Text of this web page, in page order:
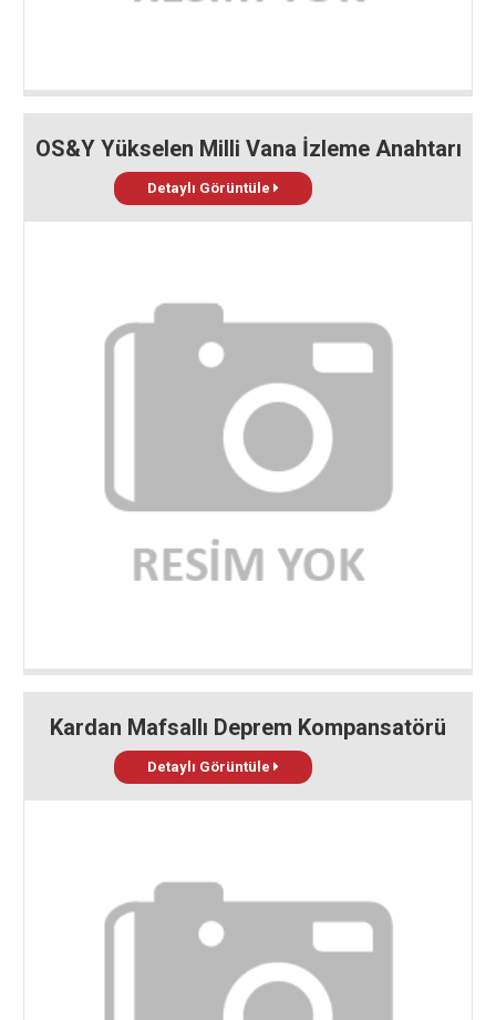
OS&Y Yükselen Milli Vana İzleme Anahtarı
Detaylı Görüntüle
Kardan Mafsallı Deprem Kompansatörü
Detaylı Görüntüle